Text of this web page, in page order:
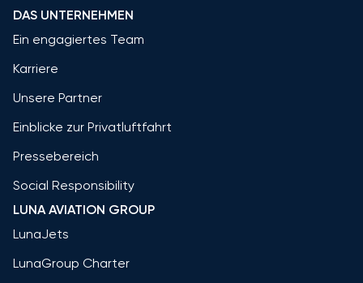
DAS UNTERNEHMEN
Ein engagiertes Team
Karriere
Unsere Partner
Einblicke zur Privatluftfahrt
Pressebereich
Social Responsibility
LUNA AVIATION GROUP
LunaJets
LunaGroup Charter